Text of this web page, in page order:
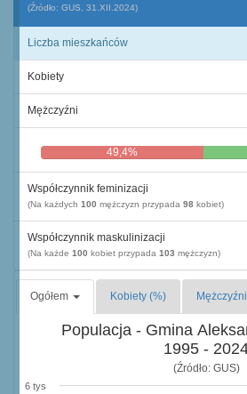
(Źródło: GUS, 31.XII.2024)
Liczba mieszkańców
Kobiety
Mężczyźni
49,4%
Współczynnik feminizacji
(Na każdych 100 mężczyzn przypada 98 kobiet)
Współczynnik maskulinizacji
(Na każde 100 kobiet przypada 103 mężczyzn)
Ogółem Kobiety (%)
Populacja - Gmina
1995 -
(Źródło: GUS)
6 tys